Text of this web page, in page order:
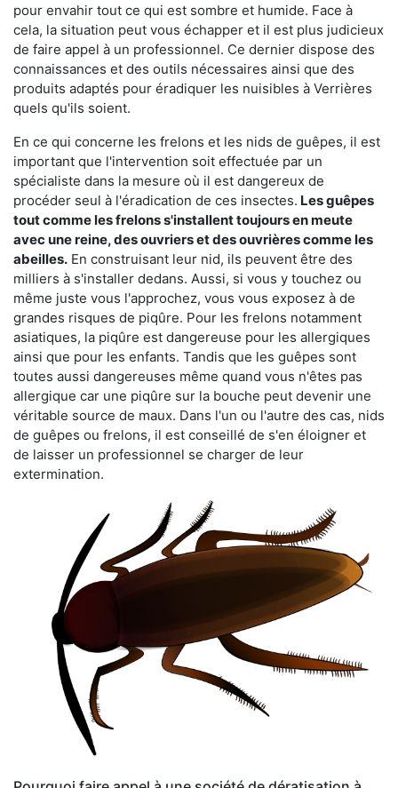
pour envahir tout ce qui est sombre et humide. Face à
cela, la situation peut vous échapper et il est plus judicieux
de faire appel à un professionnel. Ce dernier dispose des
connaissances et des outils nécessaires ainsi que des
produits adaptés pour éradiquer les nuisibles à Verrières
quels qu'ils soient.
En ce qui concerne les frelons et les nids de guêpes, il est
important que l'intervention soit effectuée par un
spécialiste dans la mesure où il est dangereux de
procéder seul à l'éradication de ces insectes. Les guêpes
tout comme les frelons s'installent toujours en meute
avec une reine, des ouvriers et des ouvrières comme les
abeilles. En construisant leur nid, ils peuvent être des
milliers à s'installer dedans. Aussi, si vous y touchez ou
même juste vous l'approchez, vous vous exposez à de
grandes risques de piqûre. Pour les frelons notamment
asiatiques, la piqûre est dangereuse pour les allergiques
ainsi que pour les enfants. Tandis que les guêpes sont
toutes aussi dangereuses même quand vous n'êtes pas
allergique car une piqûre sur la bouche peut devenir une
véritable source de maux. Dans l'un ou l'autre des cas, nids
de guêpes ou frelons, il est conseillé de s'en éloigner et
de laisser un professionnel se charger de leur
extermination.